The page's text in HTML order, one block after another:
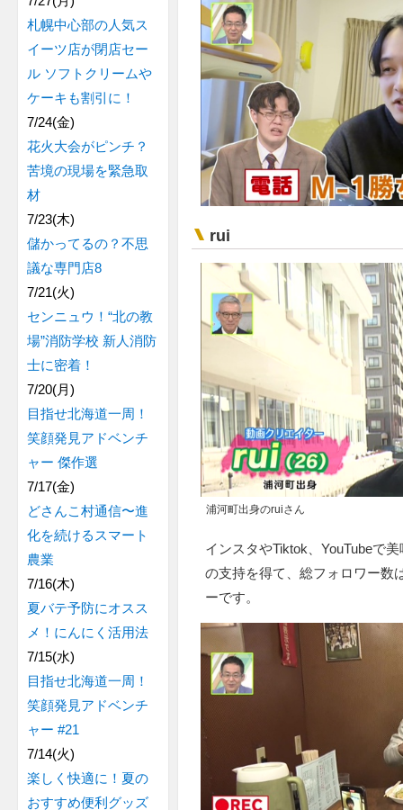
rui
浦河町出身のruiさん
インスタやTiktok、YouTubeで
の支持を得て、総フォロワー数
ーです。
札幌中心部の人気ス
イーツ店が閉店セー
ル ソフトクリームや
ケーキも割引に！
7/24(金)
花火大会がピンチ？
苦境の現場を緊急取
材
7/23(木)
儲かってるの？不思
議な専門店8
7/21(火)
センニュウ！“北の教
場”消防学校 新人消防
士に密着！
7/20(月)
目指せ北海道一周！
笑顔発見アドベンチ
ャー 傑作選
7/17(金)
どさんこ村通信〜進
化を続けるスマート
農業
7/16(木)
夏バテ予防にオスス
メ！にんにく活用法
7/15(水)
目指せ北海道一周！
笑顔発見アドベンチ
ャー #21
7/14(火)
楽しく快適に！夏の
おすすめ便利グッズ